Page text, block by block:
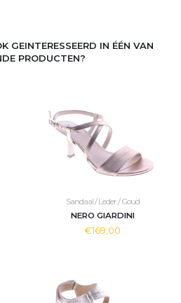
GEINTERESSEERD IN ÉÉN VAN
PRODUCTEN?
Sandaal / Leder / Goud
NERO GIARDINI
€169,00